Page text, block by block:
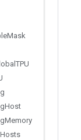
Mask
TPU
Host
Memory
Hosts